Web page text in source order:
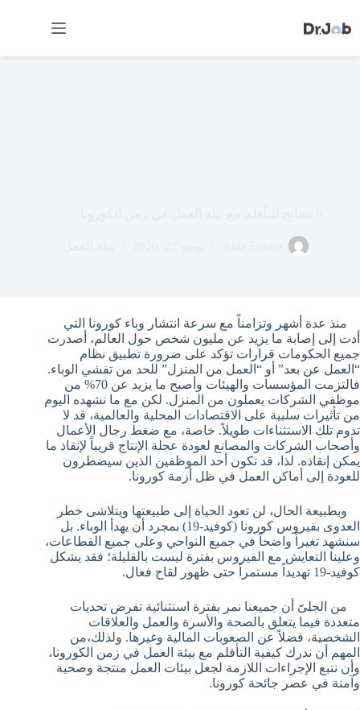
إلى
المحتوى
منذ عدة أشهر وتزامناً مع سرعة انتشار وباء كورونا التي
أدت إلى إصابة ما يزيد عن مليون شخص حول العالم، أصدرت
جميع الحكومات قرارات تؤكد على ضرورة تطبيق نظام
“العمل عن بعد” أو “العمل من المنزل” للحد من تفشي الوباء.
فالتزمت المؤسسات والهيئات وأصبح ما يزيد عن 70% من
موظفي الشركات يعملون من المنزل. لكن مع ما نشهده اليوم
من تأثيرات سلبية على الاقتصادات المحلية والعالمية، قد لا
تدوم تلك الاستثناءات طويلاً. خاصة، مع ضغط رجال الأعمال
وأصحاب الشركات والمصانع لعودة عجلة الإنتاج قريباً لإنقاذ ما
يمكن إنقاذه. لذا، قد تكون أحد الموظفين الذين سيضطرون
للعودة إلى أماكن العمل في ظل أزمة كورونا.
وبطبيعة الحال، لن تعود الحياة إلى طبيعتها ويتلاشى خطر
العدوى بفيروس كورونا (كوفيد-19) بمجرد أن يهدأ الوباء. بل
سنشهد تغيراً واضحاً في جميع النواحي وعلى جميع القطاعات،
وعلينا التعايش مع الفيروس بفترة ليست بالقليلة؛ فقد يشكل
كوفيد-19 تهديداً مستمراً حتى ظهور لقاح فعال.
من الجلىّ أن جميعنا نمر بفترة استثنائية تفرض تحديات
متعددة فيما يتعلق بالصحة والأسرة والعمل والعلاقات
الشخصية، فضلاً عن الصعوبات المالية وغيرها. ولذلك،من
المهم أن ندرك كيفية التأقلم مع بيئة العمل في زمن الكورونا،
وأن نتبع الإجراءات اللازمة لجعل بيئات العمل منتجة وصحية
وآمنة في عصر جائحة كورونا.